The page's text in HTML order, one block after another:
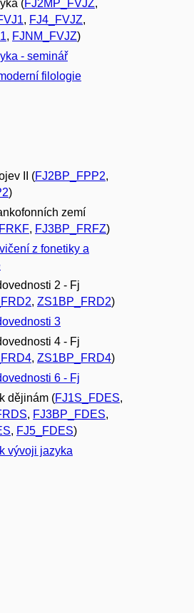
(FJ2MP_FVJZ,
, FJ4_FVJZ,
, FJNM_FVJZ)
- seminář
filologie
II (FJ2BP_FPP2,
)
zemí
, FJ3BP_FRFZ)
z fonetiky a
2 - Fj
, ZS1BP_FRD2)
3
4 - Fj
, ZS1BP_FRD4)
6 - Fj
dějinám (FJ1S_FDES,
, FJ3BP_FDES,
, FJ5_FDES)
vývoji jazyka